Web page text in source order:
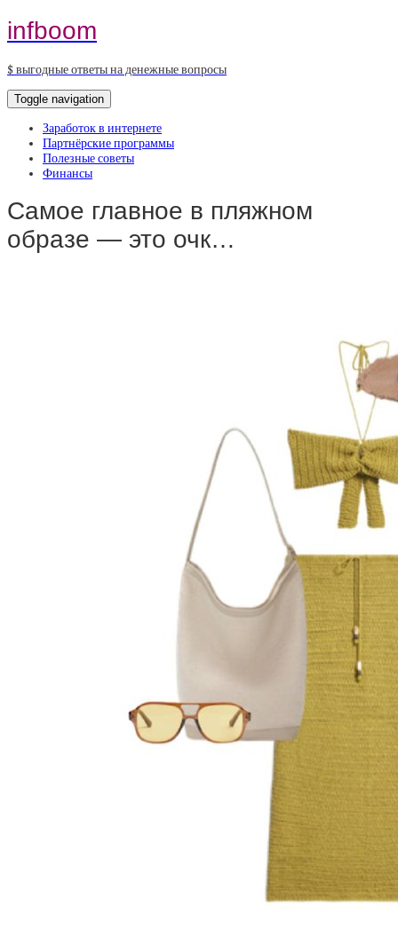
infboom
$ выгодные ответы на денежные вопросы
Toggle navigation
Заработок в интернете
Партнёрские программы
Полезные советы
Финансы
Самое главное в пляжном
образе — это очк…